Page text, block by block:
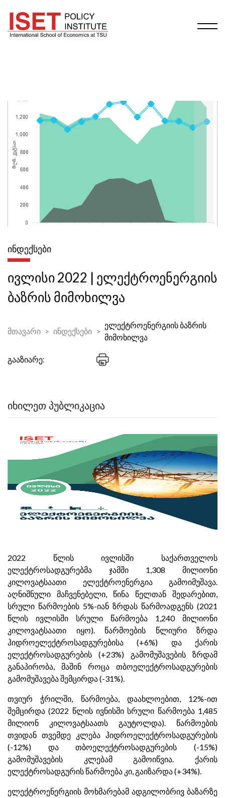
ᲘᲜᲓᲔᲥᲡᲔᲑᲘ
ივლისი 2022 | ელექტროენერგიის
ბაზრის მიმოხილვა
მთავარი ინდექსები
ელექტროენერგიის ბაზრის
მიმოხილვა
გააზიარე:
ᲘᲮᲘᲚᲔᲗ ᲞᲣᲑᲚᲘᲙᲐᲪᲘᲐ
2022 წლის ივლისში საქართველოს
ელექტროსადგურებმა ჯამში 1,308 მილიონი
კილოვატსაათი ელექტროენერგია გამოიმუშავა.
აღნიშნული მაჩვენებელი, წინა წელთან შედარებით,
სრული წარმოების 5%-იან ზრდას წარმოადგენს (2021
წლის ივლისში სრული წარმოება 1,240 მილიონი
კილოვატსაათი იყო). წარმოების წლიური ზრდა
ჰიდროელექტროსადგურებისა (+6%) და ქარის
ელექტროსადგურების (+23%) გამომუშავების ზრდამ
განაპირობა, მაშინ როცა თბოელექტროსადგურების
გამომუშავება შემცირდა (-31%).
თვიურ ჭრილში, წარმოება, დაახლოებით, 12%-ით
შემცირდა (2022 წლის ივნისში სრული წარმოება 1,485
მილიონ კილოვატსაათს გაუტოლდა). წარმოების
თვიდან თვემდე კლება ჰიდროელექტროსადგურების
(-12%) და თბოელექტროსადგურების (-15%)
გამომუშავების კლებამ გამოიწვია. ქარის
ელექტროსადგურის წარმოება კი, გაიზარდა (+34%).
ელექტროენერგიის მოხმარებამ ადგილობრივ ბაზარზე